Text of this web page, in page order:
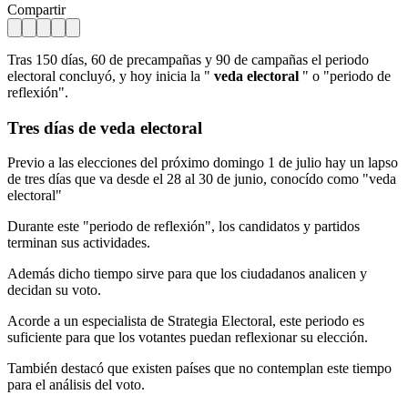
Compartir
Tras 150 días, 60 de precampañas y 90 de campañas el periodo
electoral concluyó, y hoy inicia la " veda electoral " o "periodo de
reflexión".
Tres días de veda electoral
Previo a las elecciones del próximo domingo 1 de julio hay un lapso
de tres días que va desde el 28 al 30 de junio, conocído como "veda
electoral"
Durante este "periodo de reflexión", los candidatos y partidos
terminan sus actividades.
Además dicho tiempo sirve para que los ciudadanos analicen y
decidan su voto.
Acorde a un especialista de Strategia Electoral, este periodo es
suficiente para que los votantes puedan reflexionar su elección.
También destacó que existen países que no contemplan este tiempo
para el análisis del voto.